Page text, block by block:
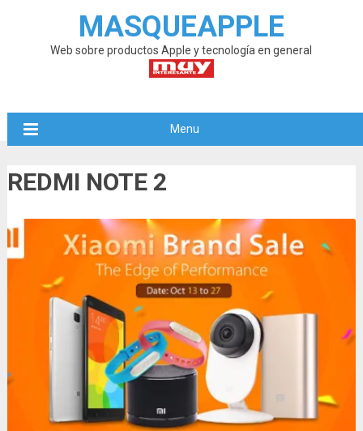
MASQUEAPPLE
Web sobre productos Apple y tecnología en general
Menu
REDMI NOTE 2